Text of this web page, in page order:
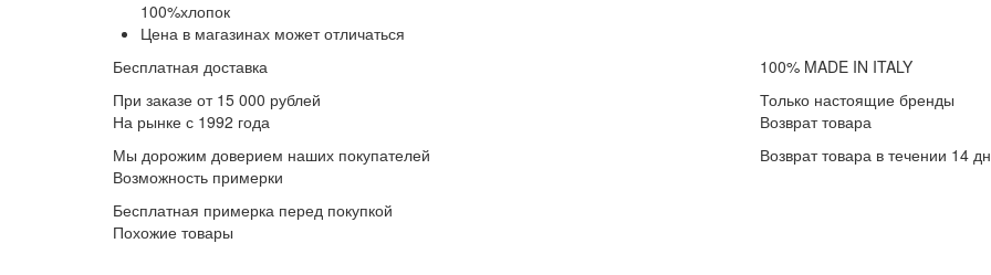
100%хлопок
Цена в магазинах может отличаться
Бесплатная доставка
При заказе от 15 000 рублей
100% MADE IN ITALY
Только настоящие бренды
На рынке с 1992 года
Мы дорожим доверием наших покупателей
Возврат товара
Возврат товара в течении 14
Возможность примерки
Бесплатная примерка перед покупкой
Похожие товары